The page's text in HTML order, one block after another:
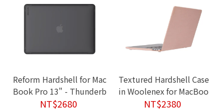
Reform Hardshell for Mac
Book Pro 13" - Thunderb
olt 3 (USB-C) 2020~2022
NT$2680
Textured Hardshell Case
in Woolenex for MacBoo
k Pro 16"
NT$2380